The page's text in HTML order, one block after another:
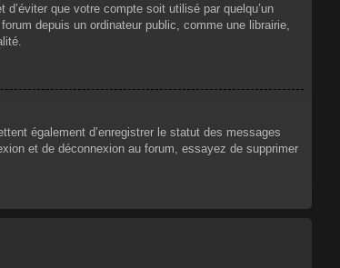
que votre compte soit utilisé par quelqu’un
depuis un ordinateur public, comme une librairie,
également d’enregistrer le statut des messages
et de déconnexion au forum, essayez de supprimer